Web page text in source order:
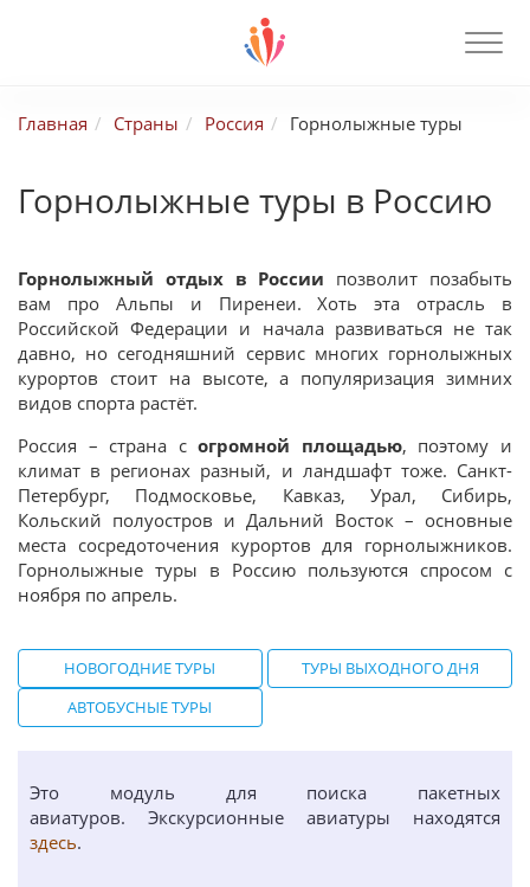
Главная Страны Россия Горнолыжные туры
Горнолыжные туры в Россию
Горнолыжный отдых в России позволит позабыть
вам про Альпы и Пиренеи. Хоть эта отрасль в
Российской Федерации и начала развиваться не так
давно, но сегодняшний сервис многих горнолыжных
курортов стоит на высоте, а популяризация зимних
видов спорта растёт.
Россия – страна согромной площадью, поэтому и
климат в регионах разный, и ландшафт тоже. Санкт-
Петербург, Подмосковье, Кавказ, Урал, Сибирь,
Кольский полуостров и Дальний Восток – основные
места сосредоточения курортов для горнолыжников.
Горнолыжные туры в Россию пользуются спросом с
ноября по апрель.
НОВОГОДНИЕ ТУРЫ
ТУРЫ ВЫХОДНОГО ДНЯ
АВТОБУСНЫЕ ТУРЫ
Это модуль для поиска пакетных
авиатуров. Экскурсионные авиатуры находятся
здесь.